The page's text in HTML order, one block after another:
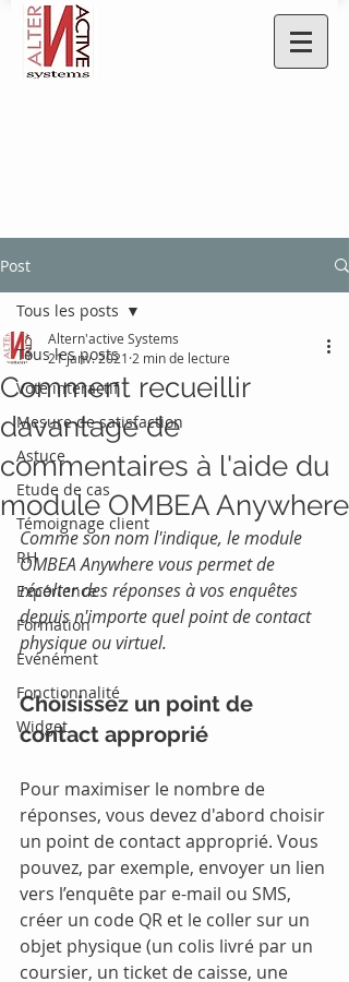
Post
Tous les posts
Vote interactif
Mesure de satisfaction
Astuce
Etude de cas
Témoignage client
RH
Expérience
Formation
Evénément
Fonctionnalité
Widget
Tous les posts
Comment recueillir
davantage de
commentaires à l'aide du
module OMBEA Anywhere
Altern'active Systems
21 janv. 2021 2 min de lecture
Comme son nom l'indique, le module
OMBEA Anywhere vous permet de
récolter des réponses à vos enquêtes
depuis n'importe quel point de contact
physique ou virtuel.
Choisissez un point de
contact approprié
Pour maximiser le nombre de
réponses, vous devez d'abord choisir
un point de contact approprié. Vous
pouvez, par exemple, envoyer un lien
vers l’enquête par e-mail ou SMS,
créer un code QR et le coller sur un
objet physique (un colis livré par un
coursier, un ticket de caisse, une